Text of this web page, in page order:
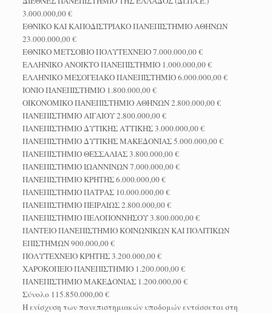
3.000.000,00 €
ΕΘΝΙΚΟ ΚΑΙ ΚΑΠΟΔΙΣΤΡΙΑΚΟ ΠΑΝΕΠΙΣΤΗΜΙΟ ΑΘΗΝΩΝ
23.000.000,00 €
ΕΘΝΙΚΟ ΜΕΤΣΟΒΙΟ ΠΟΛΥΤΕΧΝΕΙΟ 7.000.000,00 €
ΕΛΛΗΝΙΚΟ ΑΝΟΙΚΤΟ ΠΑΝΕΠΙΣΤΗΜΙΟ 1.000.000,00 €
ΕΛΛΗΝΙΚΟ ΜΕΣΟΓΕΙΑΚΟ ΠΑΝΕΠΙΣΤΗΜΙΟ 6.000.000,00 €
ΙΟΝΙΟ ΠΑΝΕΠΙΣΤΗΜΙΟ 1.800.000,00 €
ΟΙΚΟΝΟΜΙΚΟ ΠΑΝΕΠΙΣΤΗΜΙΟ ΑΘΗΝΩΝ 2.800.000,00 €
ΠΑΝΕΠΙΣΤΗΜΙΟ ΑΙΓΑΙΟΥ 2.800.000,00 €
ΠΑΝΕΠΙΣΤΗΜΙΟ ΔΥΤΙΚΗΣ ΑΤΤΙΚΗΣ 3.000.000,00 €
ΠΑΝΕΠΙΣΤΗΜΙΟ ΔΥΤΙΚΗΣ ΜΑΚΕΔΟΝΙΑΣ 5.000.000,00 €
ΠΑΝΕΠΙΣΤΗΜΙΟ ΘΕΣΣΑΛΙΑΣ 3.800.000,00 €
ΠΑΝΕΠΙΣΤΗΜΙΟ ΙΩΑΝΝΙΝΩΝ 7.000.000,00 €
ΠΑΝΕΠΙΣΤΗΜΙΟ ΚΡΗΤΗΣ 6.000.000,00 €
ΠΑΝΕΠΙΣΤΗΜΙΟ ΠΑΤΡΑΣ 10.000.000,00 €
ΠΑΝΕΠΙΣΤΗΜΙΟ ΠΕΙΡΑΙΩΣ 2.800.000,00 €
ΠΑΝΕΠΙΣΤΗΜΙΟ ΠΕΛΟΠΟΝΝΗΣΟΥ 3.800.000,00 €
ΠΑΝΤΕΙΟ ΠΑΝΕΠΙΣΤΗΜΙΟ ΚΟΙΝΩΝΙΚΩΝ ΚΑΙ ΠΟΛΙΤΙΚΩΝ
ΕΠΙΣΤΗΜΩΝ 900.000,00 €
ΠΟΛΥΤΕΧΝΕΙΟ ΚΡΗΤΗΣ 3.200.000,00 €
ΧΑΡΟΚΟΠΕΙΟ ΠΑΝΕΠΙΣΤΗΜΙΟ 1.200.000,00 €
ΠΑΝΕΠΙΣΤΗΜΙΟ ΜΑΚΕΔΟΝΙΑΣ 1.200.000,00 €
Σύνολο 115.850.000,00 €
Η ενίσχυση των πανεπιστημιακών υποδομών εντάσσεται στη